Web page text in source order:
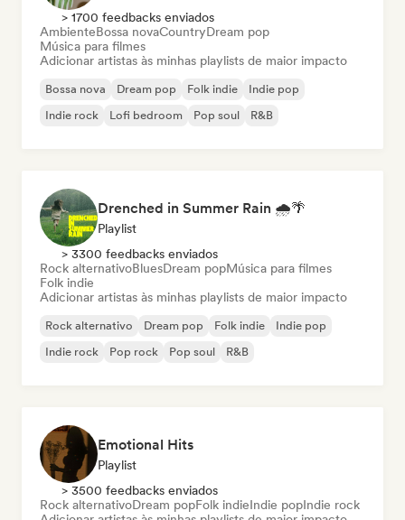
> 1700 feedbacks enviados
AmbienteBossa novaCountryDream pop
Música para filmes
Adicionar artistas às minhas playlists de maior impacto
Bossa nova Dream pop Folk indie
Indie pop
Indie rock
Lofi bedroom Pop soul R&B
Drenched in Summer Rain 🌧️🌴
Playlist
> 3300 feedbacks enviados
Rock alternativoBluesDream popMúsica para filmes
Folk indie
Adicionar artistas às minhas playlists de maior impacto
Rock alternativo Dream pop Folk indie
Indie pop
Indie rock
Pop rock Pop soul R&B
Emotional Hits
Playlist
> 3500 feedbacks enviados
Rock alternativoDream popFolk indieIndie popIndie rock